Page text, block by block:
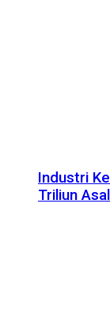
Industri
Triliun